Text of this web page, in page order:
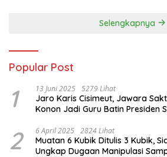
Selengkapnya
Popular Post
1 13 Juni 2025 5279 Lihat
Jaro Karis Cisimeut, Jawara
Konon Jadi Guru Batin Presiden
2 6 April 2025 2824 Lihat
Muatan 6 Kubik Ditulis 3 Kubik,
Ungkap Dugaan Manipulasi